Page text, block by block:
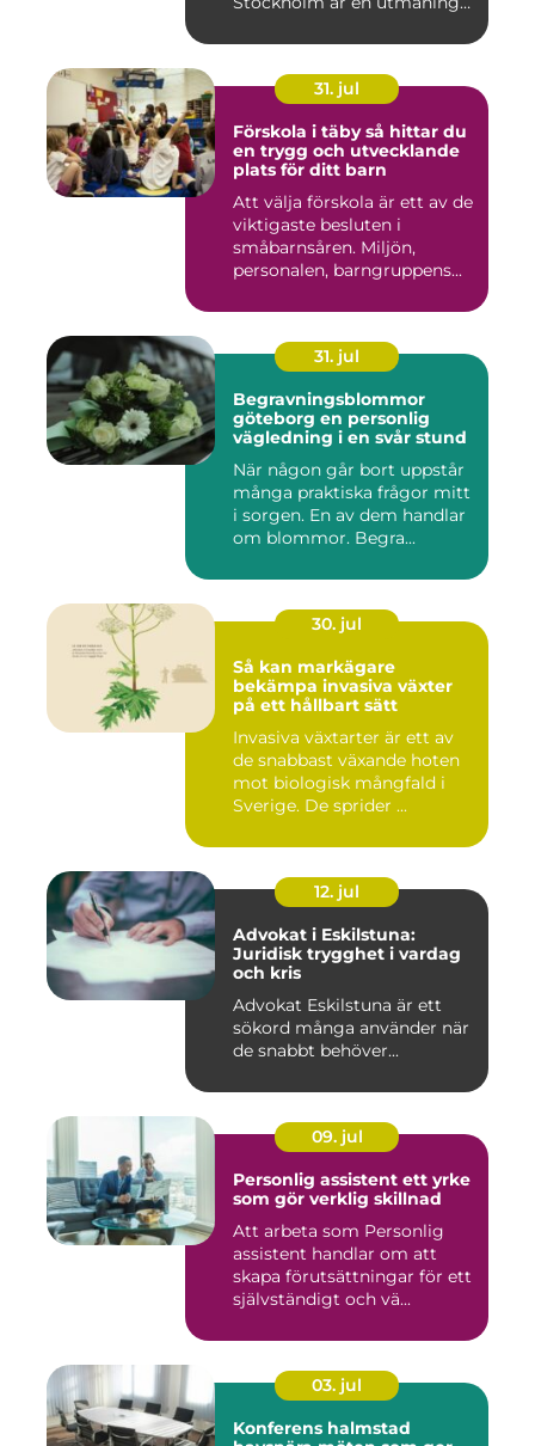
31. jul
Förskola i täby så hittar du
en trygg och utvecklande
plats för ditt barn
Att välja förskola är ett av de
viktigaste besluten i
småbarnsåren. Miljön,
personalen, barngruppens...
31. jul
Begravningsblommor
göteborg en personlig
vägledning i en svår stund
När någon går bort uppstår
många praktiska frågor mitt
i sorgen. En av dem handlar
om blommor. Begra...
30. jul
Så kan markägare
bekämpa invasiva växter
på ett hållbart sätt
Invasiva växtarter är ett av
de snabbast växande hoten
mot biologisk mångfald i
Sverige. De sprider ...
12. jul
Advokat i Eskilstuna:
Juridisk trygghet i vardag
och kris
Advokat Eskilstuna är ett
sökord många använder när
de snabbt behöver...
09. jul
Personlig assistent ett yrke
som gör verklig skillnad
Att arbeta som Personlig
assistent handlar om att
skapa förutsättningar för ett
självständigt och vä...
03. jul
Konferens halmstad